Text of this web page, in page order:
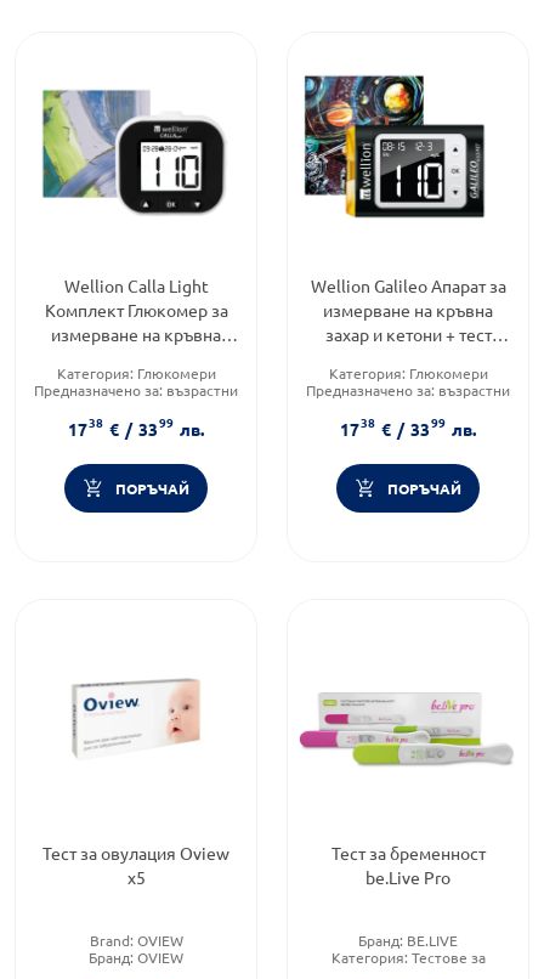
Wellion Calla Light
Комплект Глюкомер за
измерване на кръвна
Категория: Глюкомери
Предназначено за: възрастни
комплект
1738 € / 3399 лв.
ПОРЪЧАЙ
Wellion Galileo Апарат за
измерване на кръвна
захар и кетони + тест
х50 бр
Категория: Глюкомери
Предназначено за: възрастни
комплект
1738 € / 3399 лв.
ПОРЪЧАЙ
Тест за овулация Oview
x5
Brand: OVIEW
Бранд: OVIEW
Тест за бременност
be.Live Pro
Бранд: BE.LIVE
Категория: Тестове за